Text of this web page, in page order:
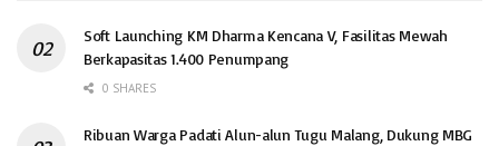
Soft Launching KM Dharma Kencana V, Fasilitas Mewah
Berkapasitas 1.400 Penumpang
0 SHARES
Ribuan Warga Padati Alun-alun Tugu Malang, Dukung MBG